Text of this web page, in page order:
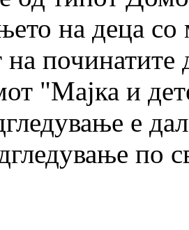
на деца
на
"Мајка и
е
по